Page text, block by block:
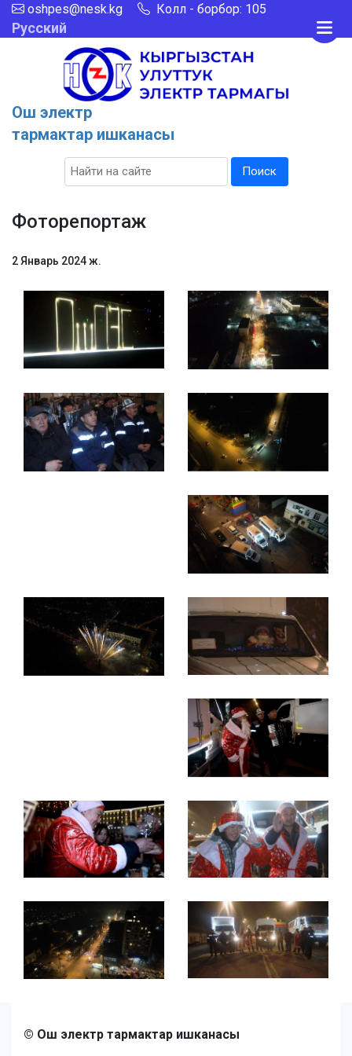
oshpes@nesk.kg Колл - борбор: 105
Русский
Ош электр
тармактар ишканасы
Поиск
Фоторепортаж
2 Январь 2024 ж.
© Ош электр тармактар ишканасы